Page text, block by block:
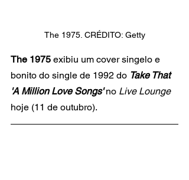
The 1975. CRÉDITO: Getty
The 1975 exibiu um cover singelo e
bonito do single de 1992 do Take That
'A Million Love Songs' no Live Lounge
hoje (11 de outubro).